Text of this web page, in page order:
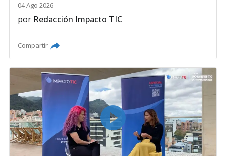
04 Ago 2026
por Redacción Impacto TIC
Compartir